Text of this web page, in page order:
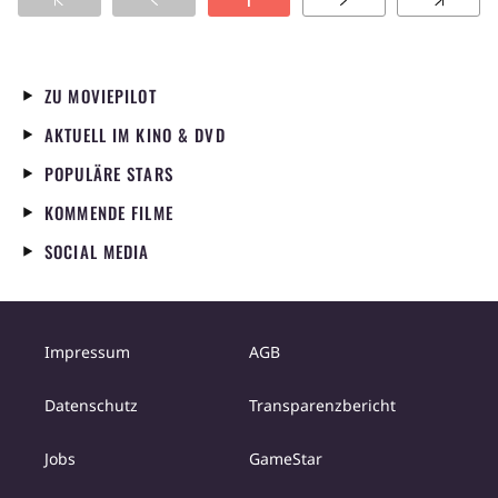
Marcos alles daran setzt, dass Tiago zur Schule
des Viertels an. Auch Tiago hat einen anderen
möchte Fußballer werden. Und er hat auch
das Zeug dazu. Das erkennt auch Tubaro, der
Drogenboss, und wird - zum Leidwesen
Marcos - zum Förderer von Tiago. Aber
Tubaros Unterstützung ist gekoppelt an
Bedingungen: Tiago muss sich von Kriminalität
Mord verwickelt, beginnt eine unaufhaltsame
Slums scheint für immer versperrt.
ZU MOVIEPILOT
AKTUELL IM KINO & DVD
POPULÄRE STARS
KOMMENDE FILME
SOCIAL MEDIA
Impressum AGB
Datenschutz Transparenzbericht
Jobs GameStar